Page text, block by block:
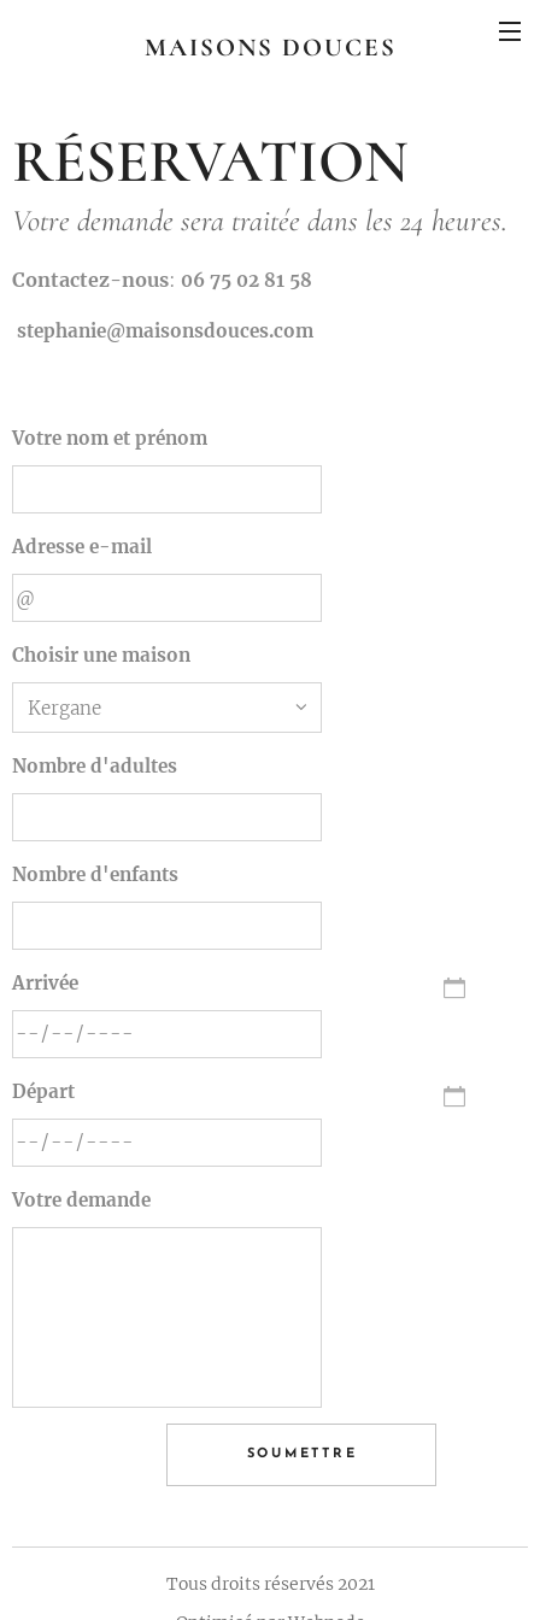
MAISONS DOUCES
RÉSERVATION
Votre demande sera traitée dans les 24 heures.
Contactez-nous: 06 75 02 81 58
stephanie@maisonsdouces.com
Votre nom et prénom
Adresse e-mail
Choisir une maison
Nombre d'adultes
Nombre d'enfants
Arrivée
Départ
Votre demande
SOUMETTRE
Tous droits réservés 2021